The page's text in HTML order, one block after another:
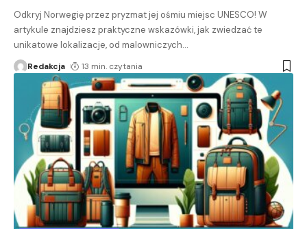
Odkryj Norwegię przez pryzmat jej ośmiu miejsc UNESCO! W
artykule znajdziesz praktyczne wskazówki, jak zwiedzać te
unikatowe lokalizacje, od malowniczych…
Redakcja 13 min. czytania